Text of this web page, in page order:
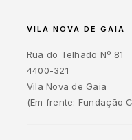
VILA NOVA DE GAIA
Rua do Telhado Nº 81
4400-321
Vila Nova de Gaia
(Em frente: Fundação